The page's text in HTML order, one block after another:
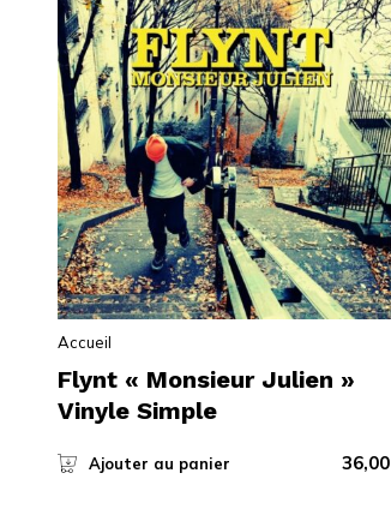
Accueil
Flynt « Monsieur Julien »
Vinyle Simple
Ajouter au panier 36,00